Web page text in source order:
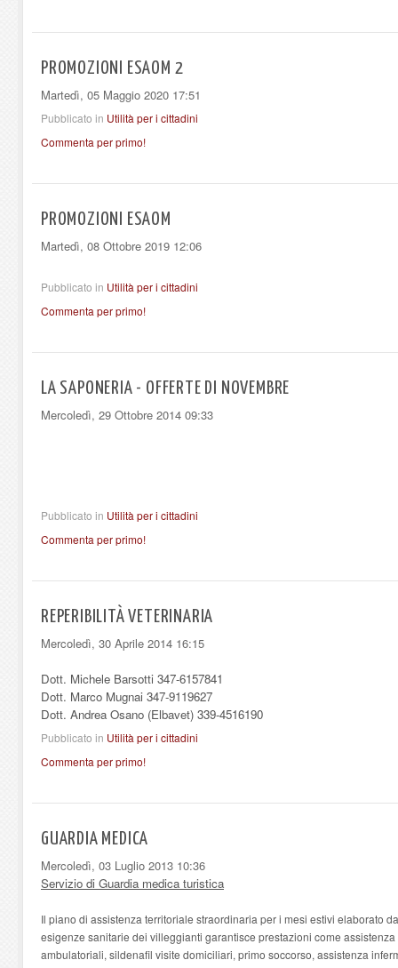
PROMOZIONI ESAOM 2
Martedì, 05 Maggio 2020 17:51
Pubblicato in Utilità per i cittadini
Commenta per primo!
PROMOZIONI ESAOM
Martedì, 08 Ottobre 2019 12:06
Pubblicato in Utilità per i cittadini
Commenta per primo!
LA SAPONERIA - OFFERTE DI NOVEMBRE
Mercoledì, 29 Ottobre 2014 09:33
Pubblicato in Utilità per i cittadini
Commenta per primo!
REPERIBILITÀ VETERINARIA
Mercoledì, 30 Aprile 2014 16:15
Dott. Michele Barsotti 347-6157841
Dott. Marco Mugnai 347-9119627
Dott. Andrea Osano (Elbavet) 339-4516190
Pubblicato in Utilità per i cittadini
Commenta per primo!
GUARDIA MEDICA
Mercoledì, 03 Luglio 2013 10:36
Servizio di Guardia medica turistica
Il piano di assistenza territoriale straordinaria per i mesi estivi elaborato
esigenze sanitarie dei villeggianti garantisce prestazioni come
ambulatoriali, sildenafil visite domiciliari, primo soccorso, assistenza